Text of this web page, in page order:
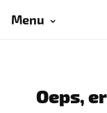
Menu
Oeps,